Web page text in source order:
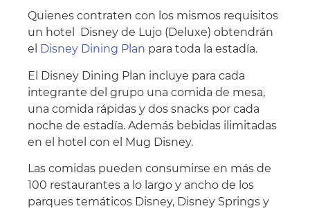
Quienes contraten con los mismos requisitos
un hotel Disney de Lujo (Deluxe) obtendrán
el
Disney Dining Plan para toda la estadía.
El Disney Dining Plan incluye para cada
integrante del grupo una comida de mesa,
una comida rápidas y dos snacks por cada
noche de estadía. Además bebidas ilimitadas
en el hotel con el Mug Disney.
Las comidas pueden consumirse en más de
100 restaurantes a lo largo y ancho de los
parques temáticos Disney, Disney Springs y